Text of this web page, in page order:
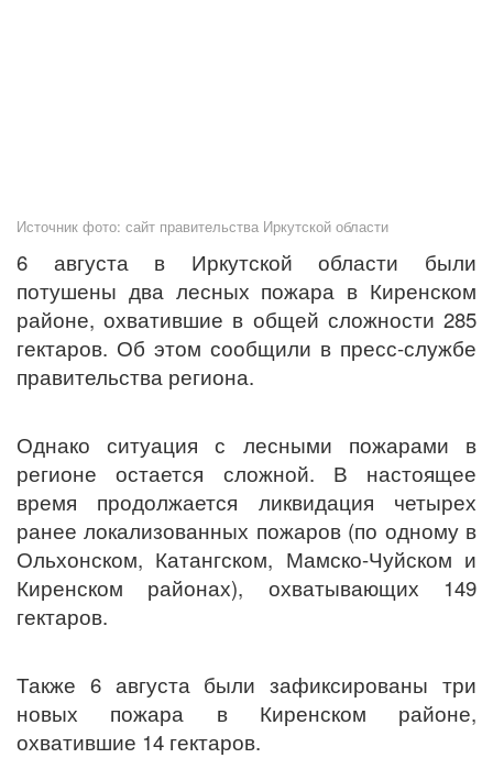
Источник фото: сайт правительства Иркутской области
6 августа в Иркутской области были
потушены два лесных пожара в Киренском
районе, охватившие в общей сложности 285
гектаров. Об этом сообщили в пресс-службе
правительства региона.
Однако ситуация с лесными пожарами в
регионе остается сложной. В настоящее
время продолжается ликвидация четырех
ранее локализованных пожаров (по одному в
Ольхонском, Катангском, Мамско-Чуйском и
Киренском районах), охватывающих 149
гектаров.
Также 6 августа были зафиксированы три
новых пожара в Киренском районе,
охватившие 14 гектаров.